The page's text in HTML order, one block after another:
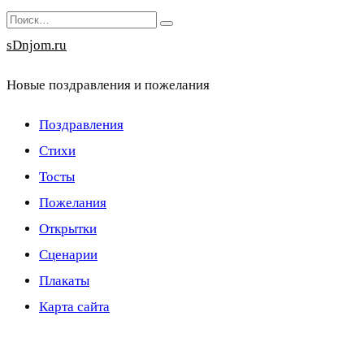
Перейти
к
Search
for:
sDnjom.ru
Новые поздравления и пожелания
Поздравления
Стихи
Тосты
Пожелания
Открытки
Сценарии
Плакаты
Карта сайта